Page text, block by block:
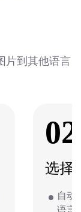
片到其他语言
02
选择
自动
语言